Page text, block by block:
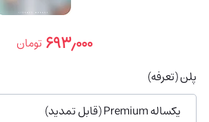
۶۹۳٫۰۰۰ تومان
پلن (تعرفه)
یکساله Premium (قابل تمدید)